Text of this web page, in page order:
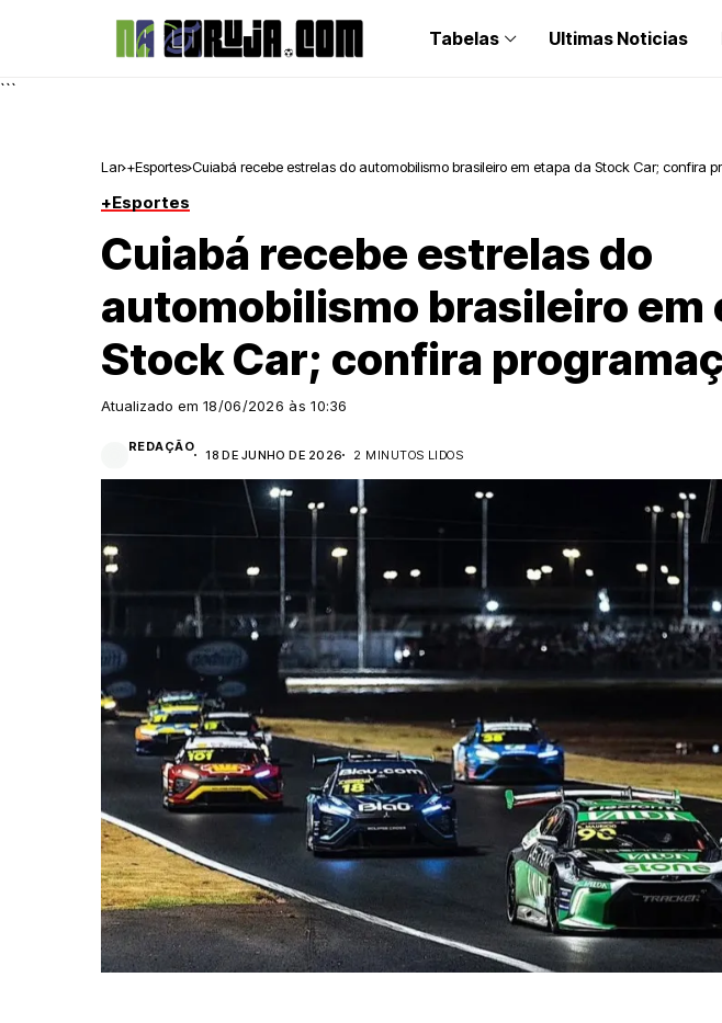
Tabelas Ultimas Noticias
```
Lar +Esportes Cuiabá recebe estrelas do automobilismo brasileiro em etapa da Stock Car; confira
+Esportes
Cuiabá recebe estrelas do
automobilismo brasileiro em
Stock Car; confira
Atualizado em 18/06/2026 às 10:36
REDAÇÃO
18 DE JUNHO DE 2026 2 MINUTOS LIDOS